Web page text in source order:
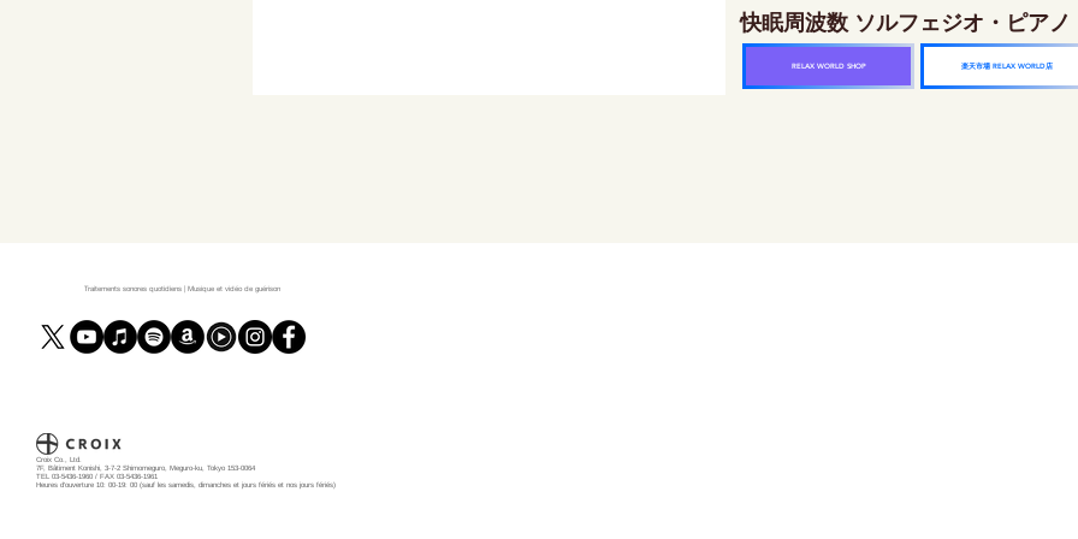
快眠周波数 ソルフェジオ・ピア
RELAX WORLD SHOP 楽天市場 RELAX WORLD店
Traitements sonores quotidiens | Musique et vidéo de guérison
Croix Co., Ltd.
7F, Bâtiment Konishi, 3-7-2 Shimomeguro, Meguro-ku, Tokyo 153-0064
TEL 03-5436-1960 / FAX 03-5436-1961
Heures d'ouverture 10: 00-19: 00 (sauf les samedis, dimanches et jours fériés et nos jours fériés)